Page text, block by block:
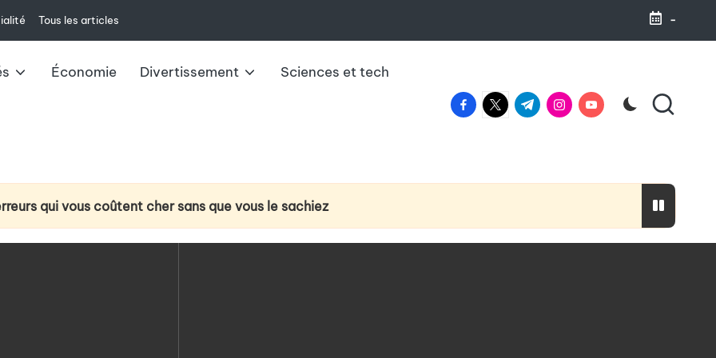
Tous les articles -
Économie Divertissement Sciences et tech
facebook.com
twitter.com
t.me instagram.com
youtube.com
qui vous coûtent cher sans que vous le sachiez
du cancer du poumon : la technologie d’analyse de l’haleine